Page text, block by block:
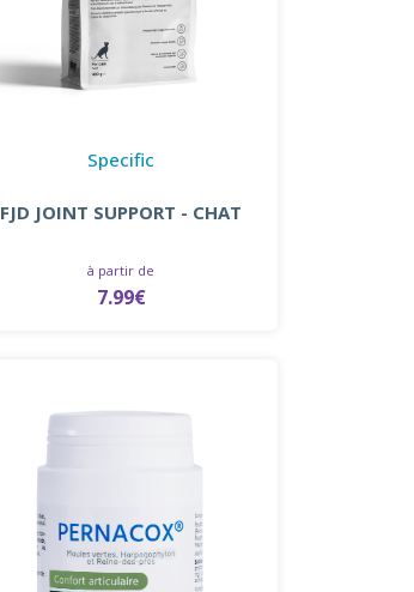
Specific
FJD JOINT SUPPORT - CHAT
à partir de
7.99€